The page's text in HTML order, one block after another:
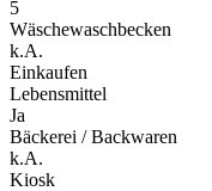
5
Wäschewaschbecken
k.A.
Einkaufen
Lebensmittel
Ja
Bäckerei / Backwaren
k.A.
Kiosk